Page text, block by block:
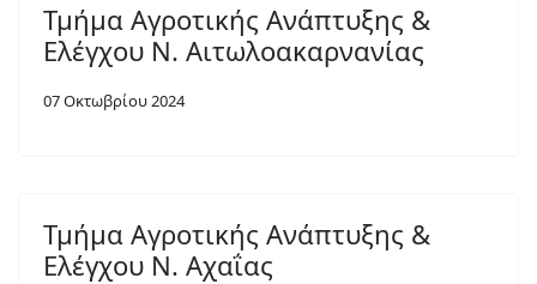
Τμήμα Αγροτικής Ανάπτυξης &
Ελέγχου Ν. Αιτωλοακαρνανίας
07 Οκτωβρίου 2024
Τμήμα Αγροτικής Ανάπτυξης &
Ελέγχου Ν. Αχαΐας